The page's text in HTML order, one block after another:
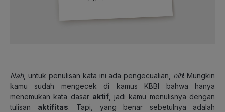
Nah, untuk penulisan kata ini ada pengecualian, nih! Mungkin
kamu sudah mengecek di kamus KBBI bahwa hanya
menemukan kata dasar aktif,
jadi kamu menulisnya dengan
tulisan aktifitas. Tapi, yang benar sebetulnya adalah